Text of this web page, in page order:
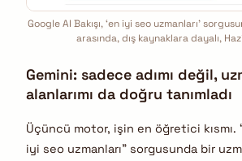
Google AI Bakışı, ‘en iyi seo uzmanları’
arasında, dış kaynaklara dayalı,
Gemini: sadece adımı değil,
alanlarımı da doğru tanımladı
Üçüncü motor, işin en öğretici kısmı.
iyi seo uzmanları” sorgusunda bir